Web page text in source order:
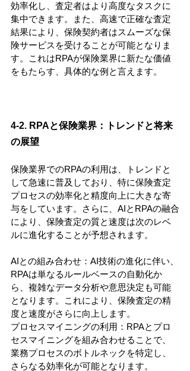
効率化し、査定者はより高度なタスクに
集中できます。また、高速で正確な査定
結果により、保険契約者はスムーズな保
険サービスを受けることが可能となりま
す。これはRPAが保険業界に新たな価値
をもたらす、具体的な例と言えます。
4-2. RPAと保険業界：トレンドと将来
の展望
保険業界でのRPAの利用は、トレンドと
して急速に普及しており、特に保険査定
プロセスの効率化と精度向上に大きな寄
与をしています。さらに、AIとRPAの融合
により、保険査定の質と速度は次のレベ
ルに進化することが予想されます。
AIとの組み合わせ：AI技術の進化に伴い、
RPAは単なるルールベースの自動化か
ら、複雑なデータ分析や意思決定も可能
となります。これにより、保険査定の精
度と速度がさらに向上します。
プロセスマイニングの利用：RPAとプロ
セスマイニングを組み合わせることで、
業務プロセスのボトルネックを特定し、
さらなる効率化が可能となります。